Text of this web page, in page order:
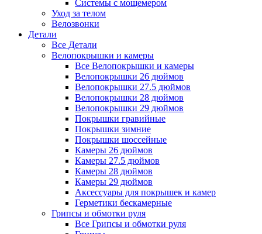
Системы с мощемером
Уход за телом
Велозвонки
Детали
Все Детали
Велопокрышки и камеры
Все Велопокрышки и камеры
Велопокрышки 26 дюймов
Велопокрышки 27.5 дюймов
Велопокрышки 28 дюймов
Велопокрышки 29 дюймов
Покрышки гравийные
Покрышки зимние
Покрышки шоссейные
Камеры 26 дюймов
Камеры 27.5 дюймов
Камеры 28 дюймов
Камеры 29 дюймов
Аксессуары для покрышек и камер
Герметики бескамерные
Грипсы и обмотки руля
Все Грипсы и обмотки руля